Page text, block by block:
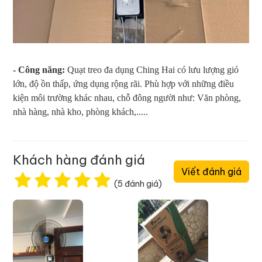
- Công năng: Quạt treo đa dụng Ching Hai có lưu lượng gió
lớn, độ ồn thấp, ứng dụng rộng rãi. Phù hợp với những điều
kiện môi trường khác nhau, chỗ đông người như: Văn phòng,
nhà hàng, nhà kho, phòng khách,.....
Khách hàng đánh giá
(5 đánh giá)
Viết đánh giá